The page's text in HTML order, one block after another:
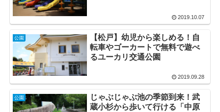
2019.10.07
公園
【松戸】幼児から楽しめる！自
転車やゴーカートで無料で遊べ
るユーカリ交通公園
2019.09.28
公園
じゃぶじゃぶ池の季節到来！武
蔵小杉から歩いて行ける「中原